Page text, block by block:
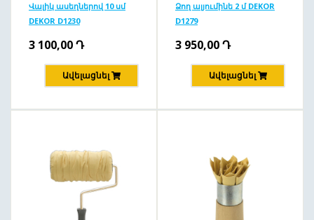
Վալիկ ասեղներով 10 սմ
DEKOR D1230
3 100,00Դ
Ավելացնել
Ձող ալյումինե 2 մ DEKOR
D1279
3 950,00Դ
Ավելացնել